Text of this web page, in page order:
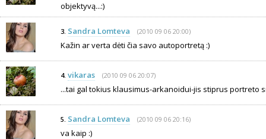
objektyvą...:)
3. Sandra Lomteva (2010 09 06 20:00)
Kažin ar verta dėti čia savo autoportretą :)
4. vikaras (2010 09 06 20:07)
...tai gal tokius klausimus-arkanoidui-jis stiprus portreto
5. Sandra Lomteva (2010 09 06 20:16)
va kaip :)